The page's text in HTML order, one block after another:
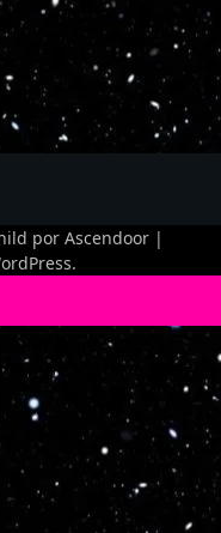
por Ascendoor |
.
people and search engines.